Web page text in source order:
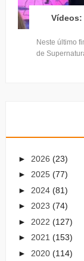
Vídeos:
Neste último
de
► 2026 (23)
► 2025 (77)
► 2024 (81)
► 2023 (74)
► 2022 (127)
► 2021 (153)
► 2020 (114)